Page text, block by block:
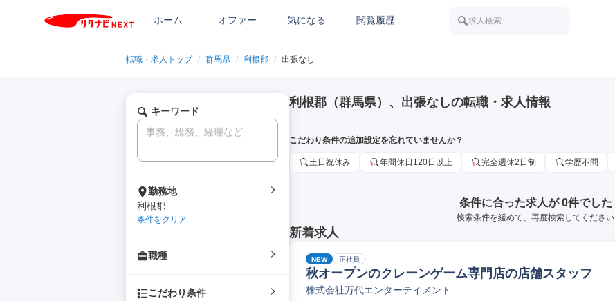
ホーム オファー 気になる 閲覧履歴 求人検索
転職・求人トップ / 群馬県 / 利根郡 / 出張なし
キーワード
勤務地
利根郡
条件をクリア
職種
こだわり条件
利根郡（群馬県）、出張なしの転職・求人情報
こだわり条件の追加設定を忘れていませんか？
土日祝休み 年間休日120日以上 完全週休2日制 学歴不問
条件に合った求人が 0件でした
検索条件を緩めて、再度検索してください
新着求人
NEW 正社員
秋オープンのクレーンゲーム専門店の店舗スタッフ
株式会社万代エンターテイメント